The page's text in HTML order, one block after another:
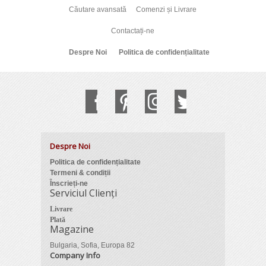
Căutare avansată Comenzi și Livrare
Contactați-ne
Despre Noi Politica de confidențialitate
Despre Noi
Politica de confidențialitate
Termeni & condiții
Înscrieți-ne
Serviciul Clienți
Livrare
Plată
Magazine
Bulgaria, Sofia, Europa 82
Company Info